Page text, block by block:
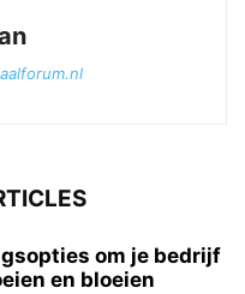
om je bedrijf
en bloeien